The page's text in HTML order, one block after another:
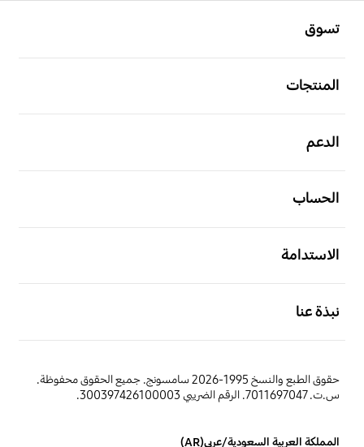
تسوق
المنتجات
الدعم
الحساب
الاستدامة
نبذة عنا
حقوق الطبع والنسخ 1995-2026 سامسونج. جميع الحقوق محفوظة.
س.ت. 7011697047. الرقم الضريبي 300397426100003.
المملكة العربية السعودية/عربي(AR)